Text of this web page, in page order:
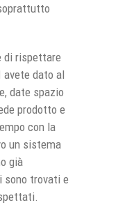
di rispettare
avete dato al
date spazio
prodotto e
con la
un sistema
già
sono trovati e